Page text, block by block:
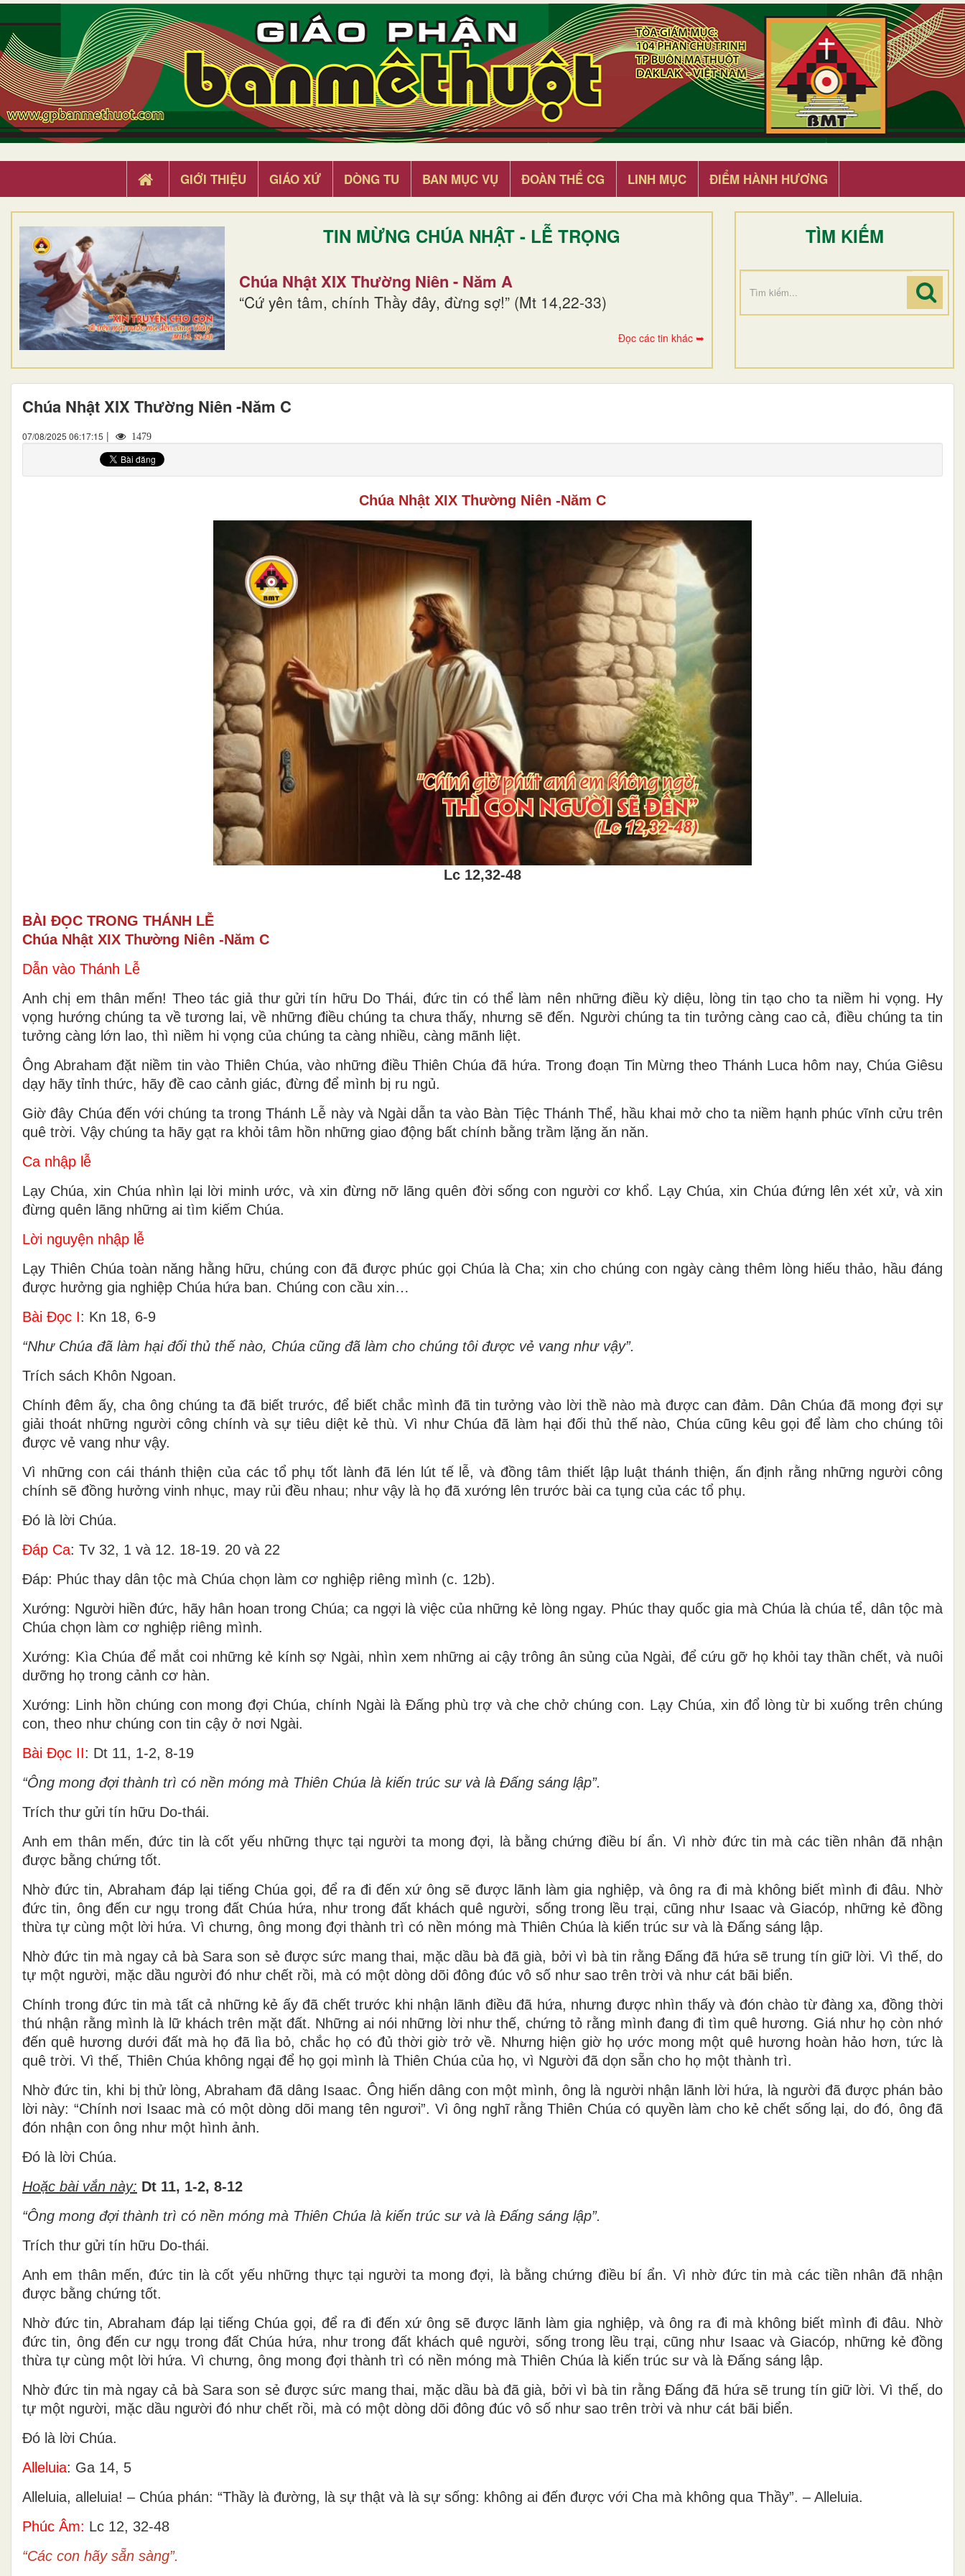
GIỚI THIỆU GIÁO XỨ DÒNG TU BAN MỤC VỤ ĐOÀN THỂ CG LINH MỤC ĐIỂM HÀNH HƯƠNG
TIN MỪNG CHÚA NHẬT - LỄ TRỌNG
Chúa Nhật XIX Thường Niên - Năm A
“Cứ yên tâm, chính Thầy đây, đừng sợ!” (Mt 14,22-33)
Đọc các tin khác ➥
TÌM KIẾM
Chúa Nhật XIX Thường Niên -Năm C
07/08/2025 06:17:15 | 1479
Chúa Nhật XIX Thường Niên -Năm C
Lc 12,32-48
BÀI ĐỌC TRONG THÁNH LỄ
Chúa Nhật XIX Thường Niên -Năm C
Dẫn vào Thánh Lễ
Anh chị em thân mến! Theo tác giả thư gửi tín hữu Do Thái, đức tin có thể làm nên những điều kỳ diệu, lòng tin tạo cho ta niềm hi vọng. Hy
vọng hướng chúng ta về tương lai, về những điều chúng ta chưa thấy, nhưng sẽ đến. Người chúng ta tin tưởng càng cao cả, điều chúng ta tin
tưởng càng lớn lao, thì niềm hi vọng của chúng ta càng nhiều, càng mãnh liệt.
Ông Abraham đặt niềm tin vào Thiên Chúa, vào những điều Thiên Chúa đã hứa. Trong đoạn Tin Mừng theo Thánh Luca hôm nay, Chúa Giêsu
dạy hãy tỉnh thức, hãy đề cao cảnh giác, đừng để mình bị ru ngủ.
Giờ đây Chúa đến với chúng ta trong Thánh Lễ này và Ngài dẫn ta vào Bàn Tiệc Thánh Thể, hầu khai mở cho ta niềm hạnh phúc vĩnh cửu trên
quê trời. Vậy chúng ta hãy gạt ra khỏi tâm hồn những giao động bất chính bằng trầm lặng ăn năn.
Ca nhập lễ
Lạy Chúa, xin Chúa nhìn lại lời minh ước, và xin đừng nỡ lãng quên đời sống con người cơ khổ. Lạy Chúa, xin Chúa đứng lên xét xử, và xin
đừng quên lãng những ai tìm kiếm Chúa.
Lời nguyện nhập lễ
Lạy Thiên Chúa toàn năng hằng hữu, chúng con đã được phúc gọi Chúa là Cha; xin cho chúng con ngày càng thêm lòng hiếu thảo, hầu đáng
được hưởng gia nghiệp Chúa hứa ban. Chúng con cầu xin…
Bài Ðọc I: Kn 18, 6-9
“Như Chúa đã làm hại đối thủ thế nào, Chúa cũng đã làm cho chúng tôi được vẻ vang như vậy”.
Trích sách Khôn Ngoan.
Chính đêm ấy, cha ông chúng ta đã biết trước, để biết chắc mình đã tin tưởng vào lời thề nào mà được can đảm. Dân Chúa đã mong đợi sự
giải thoát những người công chính và sự tiêu diệt kẻ thù. Vì như Chúa đã làm hại đối thủ thế nào, Chúa cũng kêu gọi để làm cho chúng tôi
được vẻ vang như vậy.
Vì những con cái thánh thiện của các tổ phụ tốt lành đã lén lút tế lễ, và đồng tâm thiết lập luật thánh thiện, ấn định rằng những người công
chính sẽ đồng hưởng vinh nhục, may rủi đều nhau; như vậy là họ đã xướng lên trước bài ca tụng của các tổ phụ.
Ðó là lời Chúa.
Ðáp Ca: Tv 32, 1 và 12. 18-19. 20 và 22
Ðáp: Phúc thay dân tộc mà Chúa chọn làm cơ nghiệp riêng mình (c. 12b).
Xướng: Người hiền đức, hãy hân hoan trong Chúa; ca ngợi là việc của những kẻ lòng ngay. Phúc thay quốc gia mà Chúa là chúa tể, dân tộc mà
Chúa chọn làm cơ nghiệp riêng mình.
Xướng: Kìa Chúa để mắt coi những kẻ kính sợ Ngài, nhìn xem những ai cậy trông ân sủng của Ngài, để cứu gỡ họ khỏi tay thần chết, và nuôi
dưỡng họ trong cảnh cơ hàn.
Xướng: Linh hồn chúng con mong đợi Chúa, chính Ngài là Ðấng phù trợ và che chở chúng con. Lạy Chúa, xin đổ lòng từ bi xuống trên chúng
con, theo như chúng con tin cậy ở nơi Ngài.
Bài Ðọc II: Dt 11, 1-2, 8-19
“Ông mong đợi thành trì có nền móng mà Thiên Chúa là kiến trúc sư và là Ðấng sáng lập”.
Trích thư gửi tín hữu Do-thái.
Anh em thân mến, đức tin là cốt yếu những thực tại người ta mong đợi, là bằng chứng điều bí ẩn. Vì nhờ đức tin mà các tiền nhân đã nhận
được bằng chứng tốt.
Nhờ đức tin, Abraham đáp lại tiếng Chúa gọi, để ra đi đến xứ ông sẽ được lãnh làm gia nghiệp, và ông ra đi mà không biết mình đi đâu. Nhờ
đức tin, ông đến cư ngụ trong đất Chúa hứa, như trong đất khách quê người, sống trong lều trại, cũng như Isaac và Giacóp, những kẻ đồng
thừa tự cùng một lời hứa. Vì chưng, ông mong đợi thành trì có nền móng mà Thiên Chúa là kiến trúc sư và là Ðấng sáng lập.
Nhờ đức tin mà ngay cả bà Sara son sẻ được sức mang thai, mặc dầu bà đã già, bởi vì bà tin rằng Ðấng đã hứa sẽ trung tín giữ lời. Vì thế, do
tự một người, mặc dầu người đó như chết rồi, mà có một dòng dõi đông đúc vô số như sao trên trời và như cát bãi biển.
Chính trong đức tin mà tất cả những kẻ ấy đã chết trước khi nhận lãnh điều đã hứa, nhưng được nhìn thấy và đón chào từ đàng xa, đồng thời
thú nhận rằng mình là lữ khách trên mặt đất. Những ai nói những lời như thế, chứng tỏ rằng mình đang đi tìm quê hương. Giá như họ còn nhớ
đến quê hương dưới đất mà họ đã lìa bỏ, chắc họ có đủ thời giờ trở về. Nhưng hiện giờ họ ước mong một quê hương hoàn hảo hơn, tức là
quê trời. Vì thế, Thiên Chúa không ngại để họ gọi mình là Thiên Chúa của họ, vì Người đã dọn sẵn cho họ một thành trì.
Nhờ đức tin, khi bị thử lòng, Abraham đã dâng Isaac. Ông hiến dâng con một mình, ông là người nhận lãnh lời hứa, là người đã được phán bảo
lời này: “Chính nơi Isaac mà có một dòng dõi mang tên ngươi”. Vì ông nghĩ rằng Thiên Chúa có quyền làm cho kẻ chết sống lại, do đó, ông đã
đón nhận con ông như một hình ảnh.
Ðó là lời Chúa.
Hoặc bài vắn này: Dt 11, 1-2, 8-12
“Ông mong đợi thành trì có nền móng mà Thiên Chúa là kiến trúc sư và là Ðấng sáng lập”.
Trích thư gửi tín hữu Do-thái.
Anh em thân mến, đức tin là cốt yếu những thực tại người ta mong đợi, là bằng chứng điều bí ẩn. Vì nhờ đức tin mà các tiền nhân đã nhận
được bằng chứng tốt.
Nhờ đức tin, Abraham đáp lại tiếng Chúa gọi, để ra đi đến xứ ông sẽ được lãnh làm gia nghiệp, và ông ra đi mà không biết mình đi đâu. Nhờ
đức tin, ông đến cư ngụ trong đất Chúa hứa, như trong đất khách quê người, sống trong lều trại, cũng như Isaac và Giacóp, những kẻ đồng
thừa tự cùng một lời hứa. Vì chưng, ông mong đợi thành trì có nền móng mà Thiên Chúa là kiến trúc sư và là Ðấng sáng lập.
Nhờ đức tin mà ngay cả bà Sara son sẻ được sức mang thai, mặc dầu bà đã già, bởi vì bà tin rằng Ðấng đã hứa sẽ trung tín giữ lời. Vì thế, do
tự một người, mặc dầu người đó như chết rồi, mà có một dòng dõi đông đúc vô số như sao trên trời và như cát bãi biển.
Ðó là lời Chúa.
Alleluia: Ga 14, 5
Alleluia, alleluia! – Chúa phán: “Thầy là đường, là sự thật và là sự sống: không ai đến được với Cha mà không qua Thầy”. – Alleluia.
Phúc Âm: Lc 12, 32-48
“Các con hãy sẵn sàng”.